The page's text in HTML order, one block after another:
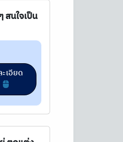
นใจเป็น